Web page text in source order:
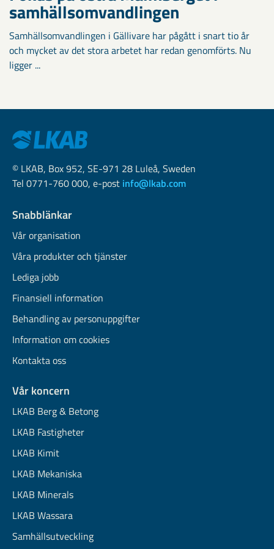
samhällsomvandlingen
Samhällsomvandlingen i Gällivare har pågått i snart tio år
och mycket av det stora arbetet har redan genomförts. Nu
ligger ...
© LKAB, Box 952, SE-971 28 Luleå, Sweden
Tel 0771-760 000, e-post info@lkab.com
Snabblänkar
Vår organisation
Våra produkter och tjänster
Lediga jobb
Finansiell information
Behandling av personuppgifter
Information om cookies
Kontakta oss
Vår koncern
LKAB Berg & Betong
LKAB Fastigheter
LKAB Kimit
LKAB Mekaniska
LKAB Minerals
LKAB Wassara
Samhällsutveckling